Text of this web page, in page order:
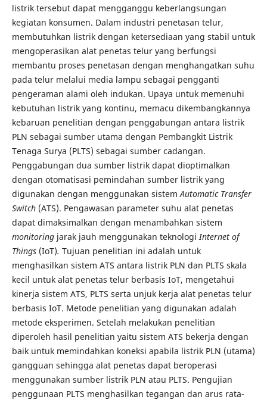
listrik tersebut dapat mengganggu keberlangsungan
kegiatan konsumen. Dalam industri penetasan telur,
membutuhkan listrik dengan ketersediaan yang stabil untuk
mengoperasikan alat penetas telur yang berfungsi
membantu proses penetasan dengan menghangatkan suhu
pada telur melalui media lampu sebagai pengganti
pengeraman alami oleh indukan. Upaya untuk memenuhi
kebutuhan listrik yang kontinu, memacu dikembangkannya
kebaruan penelitian dengan penggabungan antara listrik
PLN sebagai sumber utama dengan Pembangkit Listrik
Tenaga Surya (PLTS) sebagai sumber cadangan.
Penggabungan dua sumber listrik dapat dioptimalkan
dengan otomatisasi pemindahan sumber listrik yang
digunakan dengan menggunakan sistemAutomatic Transfer
Switch (ATS). Pengawasan parameter suhu alat penetas
dapat dimaksimalkan dengan menambahkan sistem
monitoringjarak jauh menggunakan teknologiInternet of
Things (IoT). Tujuan penelitian ini adalah untuk
menghasilkan sistem ATS antara listrik PLN dan PLTS skala
kecil untuk alat penetas telur berbasis IoT, mengetahui
kinerja sistem ATS, PLTS serta unjuk kerja alat penetas telur
berbasis IoT. Metode penelitian yang digunakan adalah
metode eksperimen. Setelah melakukan penelitian
diperoleh hasil penelitian yaitu sistem ATS bekerja dengan
baik untuk memindahkan koneksi apabila listrik PLN (utama)
gangguan sehingga alat penetas dapat beroperasi
menggunakan sumber listrik PLN atau PLTS. Pengujian
penggunaan PLTS menghasilkan tegangan dan arus rata-